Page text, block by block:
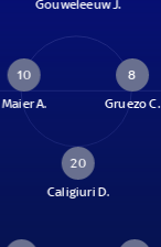
Gouweleeuw J.
10
Maier A.
8
Gruezo C.
20
Caligiuri D.